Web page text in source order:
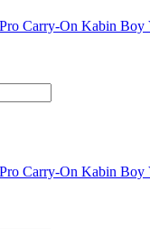
Carry-On Kabin Boy
Carry-On Kabin Boy